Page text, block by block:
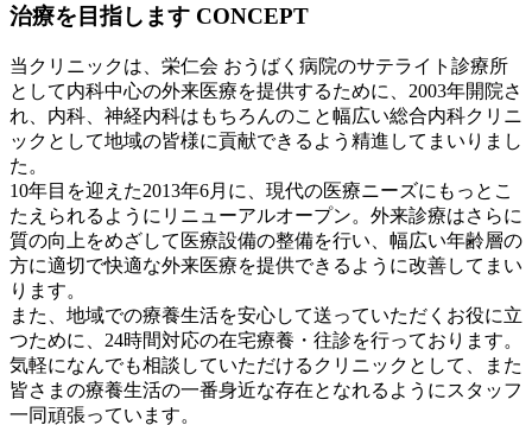
治療を目指します CONCEPT
当クリニックは、栄仁会 おうばく病院のサテライト診療所
として内科中心の外来医療を提供するために、2003年開院さ
れ、内科、神経内科はもちろんのこと幅広い総合内科クリニ
ックとして地域の皆様に貢献できるよう精進してまいりまし
た。
10年目を迎えた2013年6月に、現代の医療ニーズにもっとこ
たえられるようにリニューアルオープン。外来診療はさらに
質の向上をめざして医療設備の整備を行い、幅広い年齢層の
方に適切で快適な外来医療を提供できるように改善してまい
ります。
また、地域での療養生活を安心して送っていただくお役に立
つために、24時間対応の在宅療養・往診を行っております。
気軽になんでも相談していただけるクリニックとして、また
皆さまの療養生活の一番身近な存在となれるようにスタッフ
一同頑張っています。